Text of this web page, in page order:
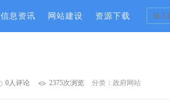
信息资讯 网站建设 资源下载
0人评论 2375次浏览 分类：政府网站